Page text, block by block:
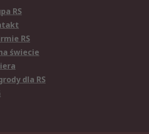
RS
RS
świecie
dla RS